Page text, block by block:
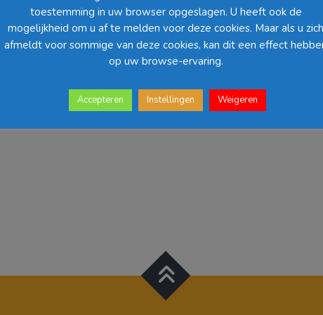
optie
kan
gekozen
productpagina
optie
kan
gekozen
worden
productpagina
toestemming in uw browser opgeslagen. U heeft ook de
mogelijkheid om u af te melden voor deze cookies. Maar als u zich
afmeldt voor sommige van deze cookies, kan dit een effect
op uw browse-ervaring.
Accepteren Instellingen Weigeren